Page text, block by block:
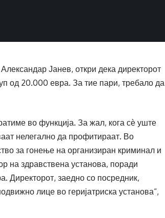
Јанев, откри дека директорот
од 20.000 евра. За тие пари, требало да
во функција. За жал, кога сѐ уште
нелегално да профитираат. Во
за гонење на организиран криминал и
на здравствена установа, поради
Директорот, заедно со посредник,
лице во геријатриска установа“,